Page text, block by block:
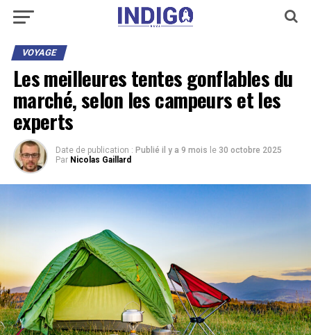
VOYAGE
Les meilleures tentes gonflables du
marché, selon les campeurs et les
experts
Date de publication : Publié il y a 9 mois le 30 octobre 2025
Par Nicolas Gaillard